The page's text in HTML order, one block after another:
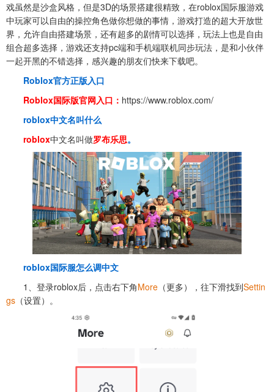
戏虽然是沙盒风格，但是3D的场景搭建很精致，在roblox国际服游戏
中玩家可以自由的操控角色做你想做的事情，游戏打造的超大开放世
界，允许自由搭建场景，还有超多的剧情可以选择，玩法上也是自由
组合超多选择，游戏还支持pc端和手机端联机同步玩法，是和小伙伴
一起开黑的不错选择，感兴趣的朋友们快来下载吧。
Roblox官方正版入口
Roblox国际版官网入口 ： https://www.roblox.com/
roblox中文名叫什么
roblox中文名叫做罗布乐思。
roblox国际服怎么调中文
1、登录roblox后，点击右下角More （更多），往下滑找到Settin
gs （设置）。